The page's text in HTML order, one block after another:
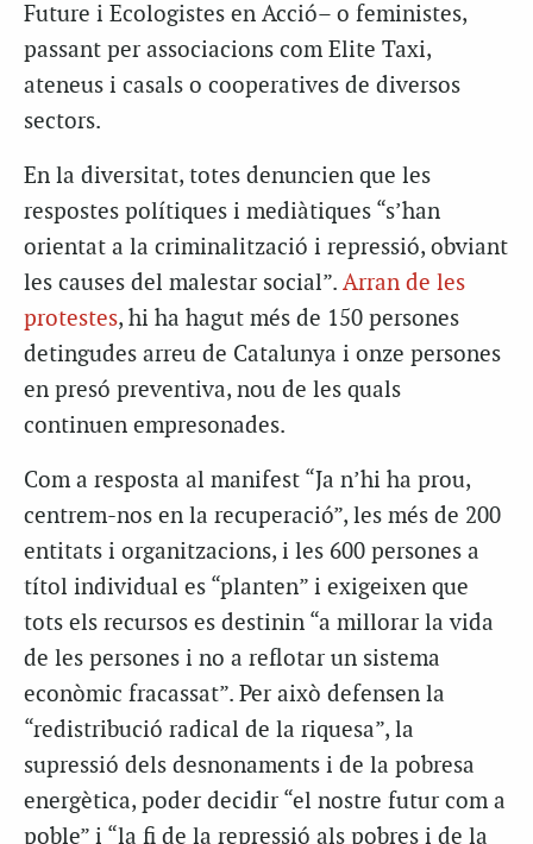
Future i Ecologistes en Acció– o feministes,
passant per associacions com Elite Taxi,
ateneus i casals o cooperatives de diversos
sectors.
En la diversitat, totes denuncien que les
respostes polítiques i mediàtiques “s’han
orientat a la criminalització i repressió, obviant
les causes del malestar social”. Arran de les
protestes, hi ha hagut més de 150 persones
detingudes arreu de Catalunya i onze persones
en presó preventiva, nou de les quals
continuen empresonades.
Com a resposta al manifest “Ja n’hi ha prou,
centrem-nos en la recuperació”, les més de 200
entitats i organitzacions, i les 600 persones a
títol individual es “planten” i exigeixen que
tots els recursos es destinin “a millorar la vida
de les persones i no a reflotar un sistema
econòmic fracassat”. Per això defensen la
“redistribució radical de la riquesa”, la
supressió dels desnonaments i de la pobresa
energètica, poder decidir “el nostre futur com a
poble” i “la fi de la repressió als pobres i de la